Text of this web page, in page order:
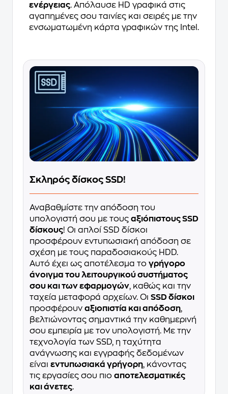
ενέργειας. Απόλαυσε HD γραφικά στις
αγαπημένες σου ταινίες και σειρές με την
ενσωματωμένη κάρτα γραφικών της Intel.
Σκληρός δίσκος SSD!
Αναβαθμίστε την απόδοση του
υπολογιστή σου με τους αξιόπιστους SSD
δίσκους! Οι απλοί SSD δίσκοι
προσφέρουν εντυπωσιακή απόδοση σε
σχέση με τους παραδοσιακούς HDD.
Αυτό έχει ως αποτέλεσμα το γρήγορο
άνοιγμα του λειτουργικού συστήματος
σου και των εφαρμογών, καθώς και την
ταχεία μεταφορά αρχείων. Οι SSD δίσκοι
προσφέρουν αξιοπιστία και απόδοση,
βελτιώνοντας σημαντικά την καθημερινή
σου εμπειρία με τον υπολογιστή. Με την
τεχνολογία των SSD, η ταχύτητα
ανάγνωσης και εγγραφής δεδομένων
είναι εντυπωσιακά γρήγορη, κάνοντας
τις εργασίες σου πιο αποτελεσματικές
και άνετες.